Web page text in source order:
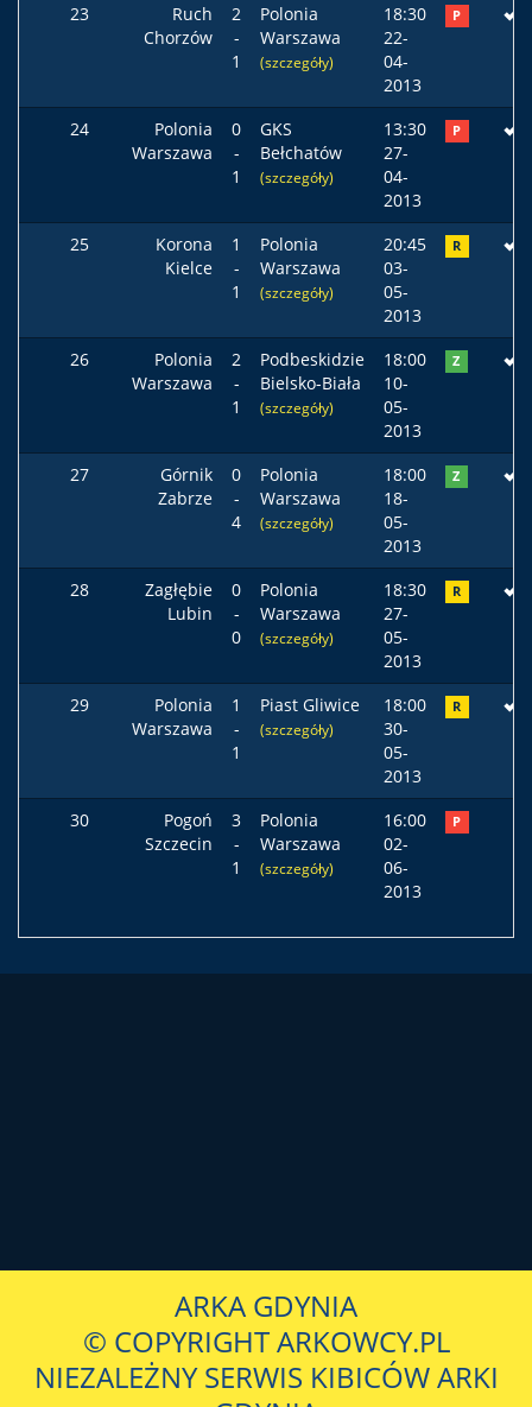
23
Ruch
Chorzów
2
-
1
Polonia
Warszawa
(szczegóły)
18:30
22-
04-
2013
P
24
Polonia
Warszawa
0
-
1
GKS
Bełchatów
(szczegóły)
13:30
27-
04-
2013
P
25
Korona
Kielce
1
-
1
Polonia
Warszawa
(szczegóły)
20:45
03-
05-
2013
R
26
Polonia
Warszawa
2
-
1
Podbeskidzie
Bielsko-Biała
(szczegóły)
18:00
10-
05-
2013
Z
27
Górnik
Zabrze
0
-
4
Polonia
Warszawa
(szczegóły)
18:00
18-
05-
2013
Z
28
Zagłębie
Lubin
0
-
0
Polonia
Warszawa
(szczegóły)
18:30
27-
05-
2013
R
29
Polonia
Warszawa
1
-
1
Piast Gliwice
(szczegóły)
18:00
30-
05-
2013
R
30
Pogoń
Szczecin
3
-
1
Polonia
Warszawa
(szczegóły)
16:00
02-
06-
2013
P
ARKA GDYNIA
© COPYRIGHT ARKOWCY.PL
NIEZALEŻNY SERWIS KIBICÓW ARKI